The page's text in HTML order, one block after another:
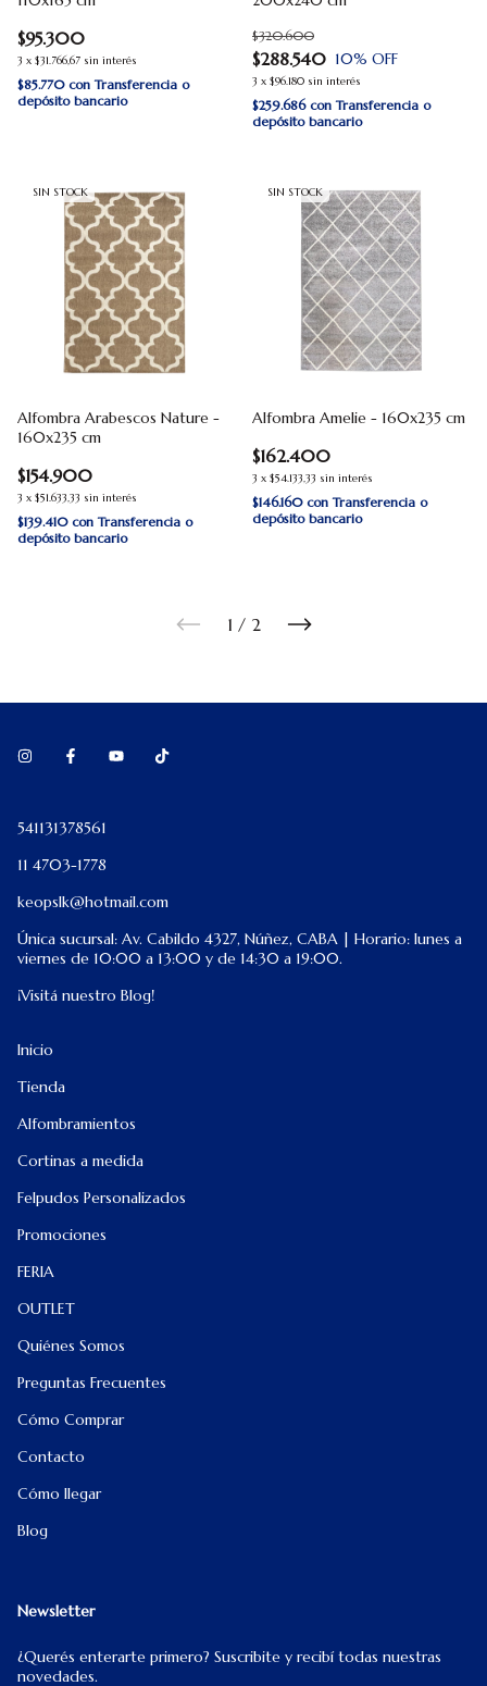
$95.300
3 x $31.766,67 sin interés
$85.770 con Transferencia o
depósito bancario
$288.540
$320.600
10% OFF
3 x $96.180 sin interés
$259.686 con Transferencia o
depósito bancario
SIN STOCK
Alfombra Arabescos Nature -
160x235 cm
$154.900
3 x $51.633,33 sin interés
$139.410 con Transferencia o
depósito bancario
SIN STOCK
Alfombra Amelie - 160x235 cm
$162.400
3 x $54.133,33 sin interés
$146.160 con Transferencia o
depósito bancario
1 / 2
541131378561
11 4703-1778
keopslk@hotmail.com
Única sucursal: Av. Cabildo 4327, Núñez, CABA | Horario: lunes a
viernes de 10:00 a 13:00 y de 14:30 a 19:00.
¡Visitá nuestro Blog!
Inicio
Tienda
Alfombramientos
Cortinas a medida
Felpudos Personalizados
Promociones
FERIA
OUTLET
Quiénes Somos
Preguntas Frecuentes
Cómo Comprar
Contacto
Cómo llegar
Blog
Newsletter
¿Querés enterarte primero? Suscribite y recibí todas nuestras
novedades.